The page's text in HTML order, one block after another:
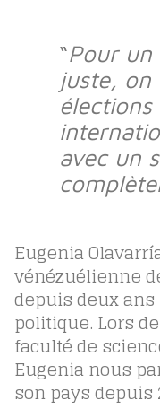
“Pour
juste, on
élections
avec un
Eugenia
vénézuélienne
depuis deux
politique. Lors
faculté de
Eugenia nous
son pays depuis